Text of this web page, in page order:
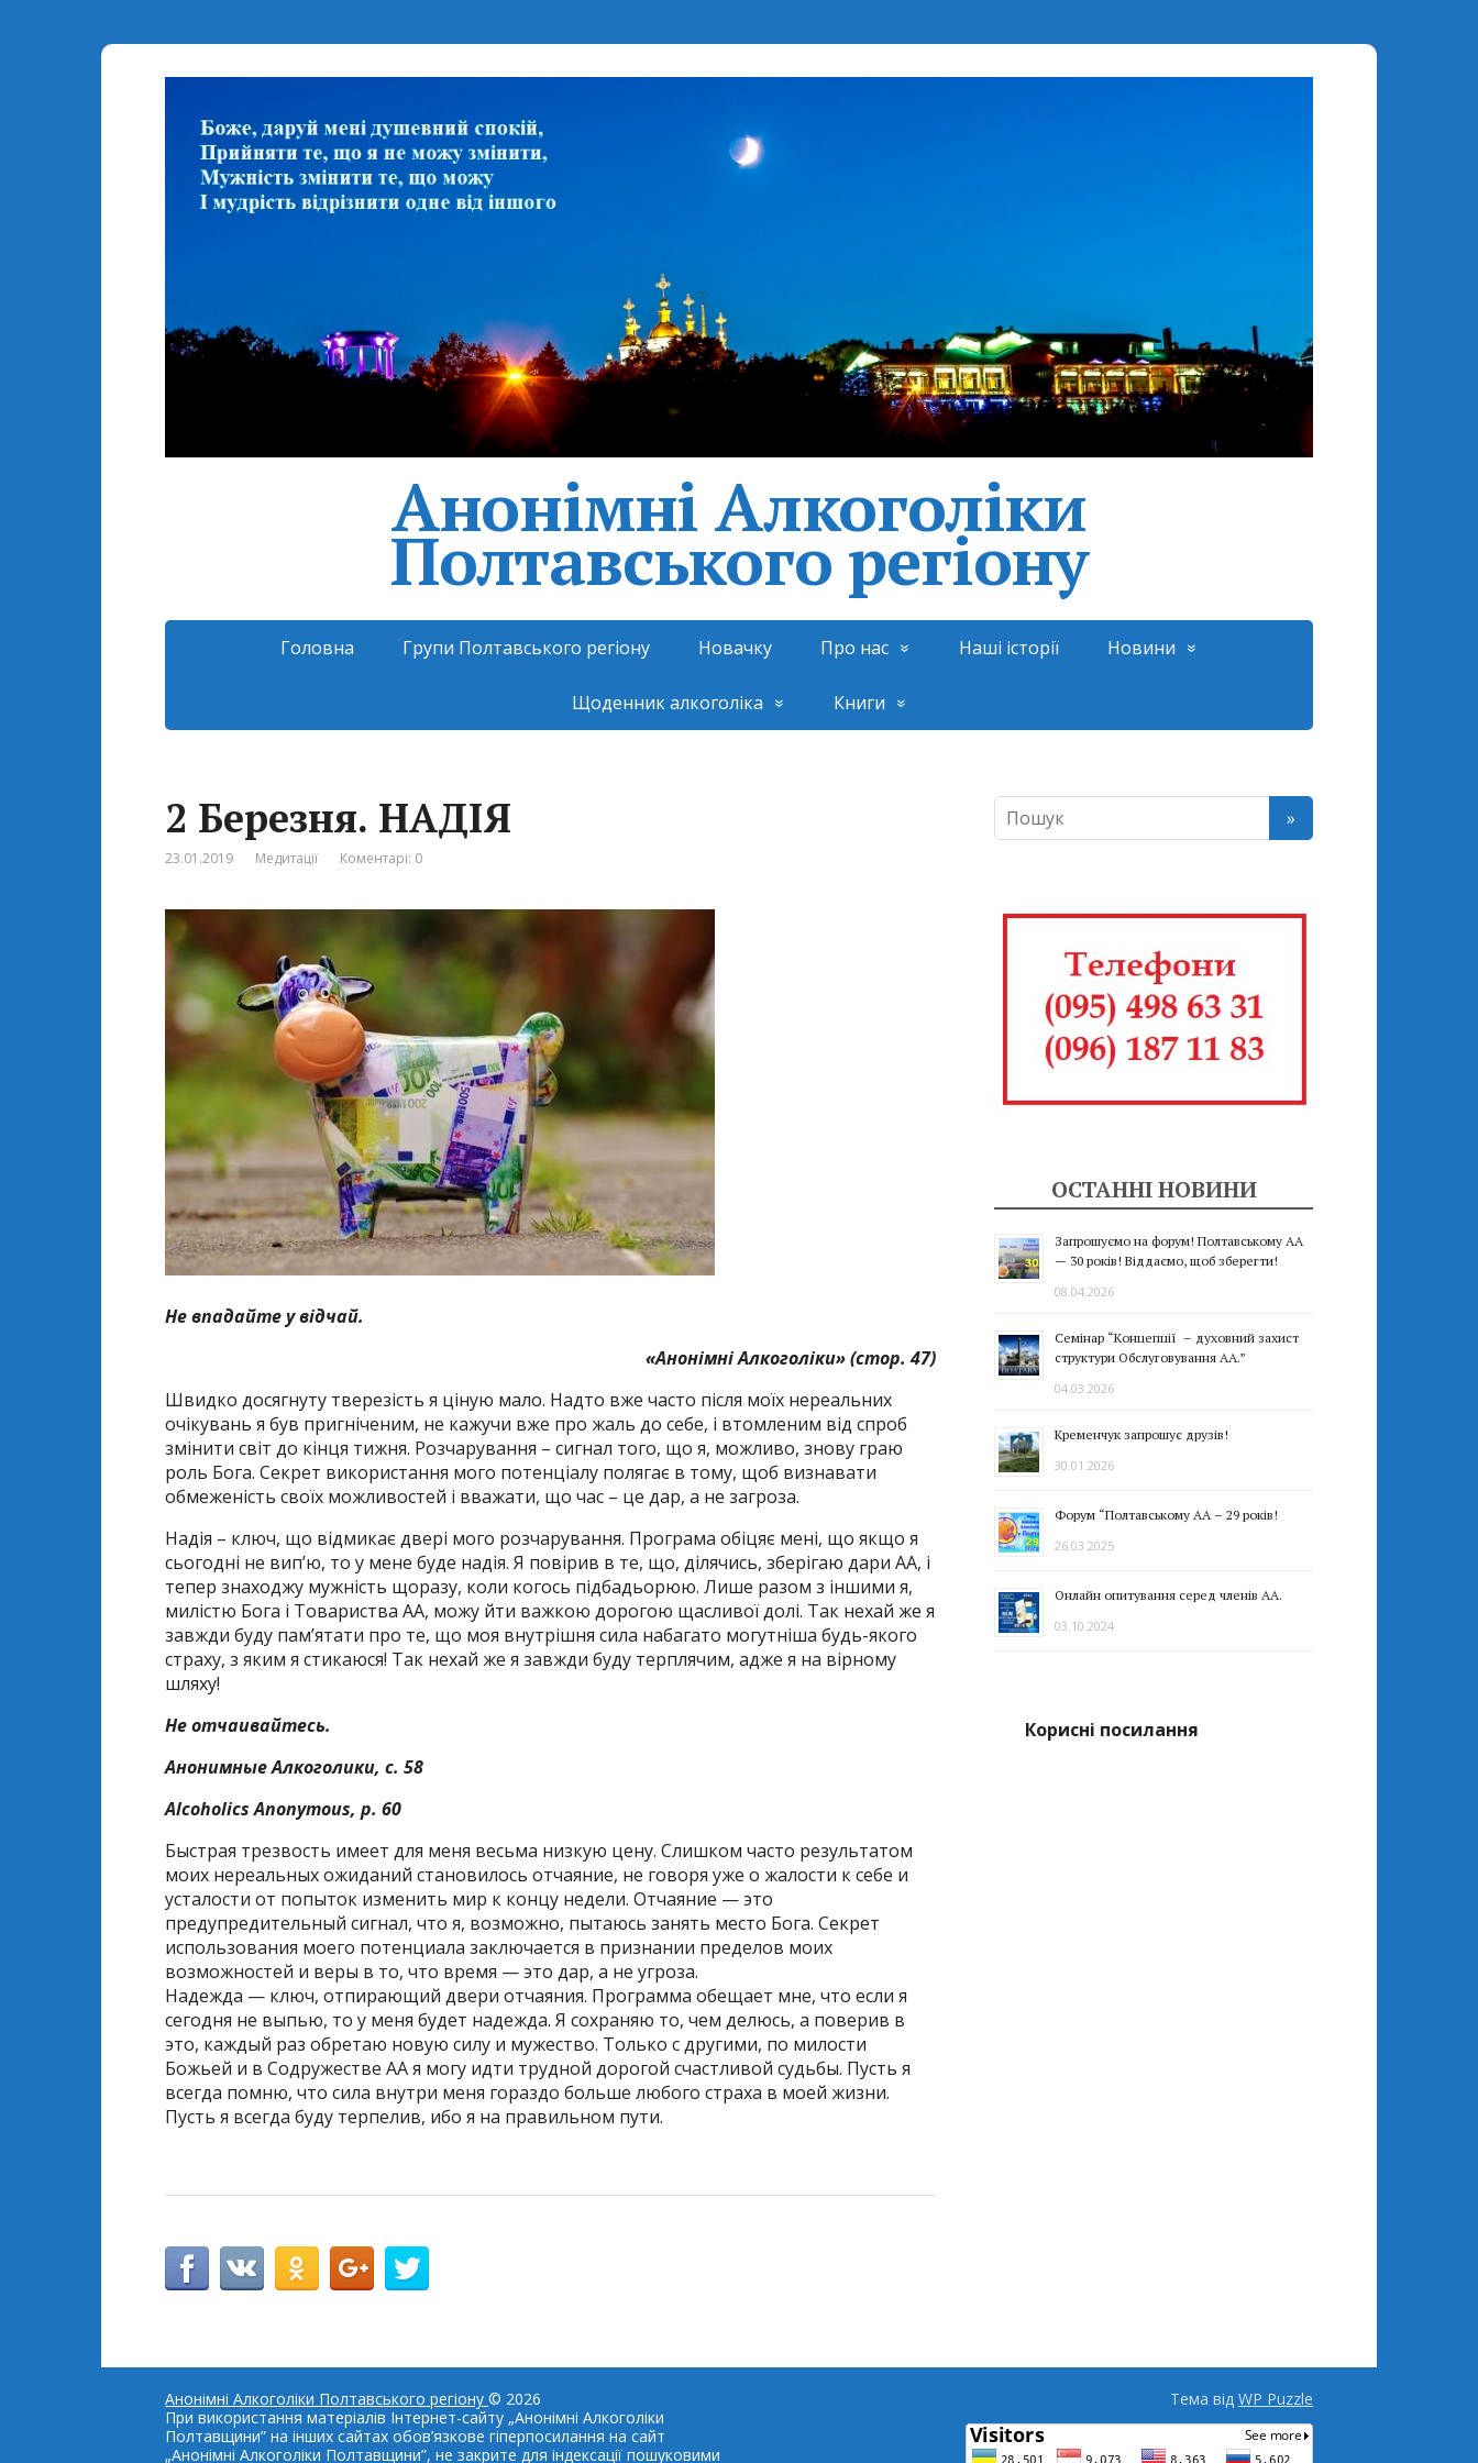
Анонімні Алкоголіки
Полтавського регіону
Головна Групи Полтавського регіону Новачку Про нас Наші історії Новини
Щоденник алкоголіка Книги
2 Березня. НАДІЯ
23.01.2019 Медитації Коментарі: 0
Не впадайте у відчай.
«Анонімні Алкоголіки»(стор. 47)
Швидко досягнуту тверезість я ціную мало. Надто вже часто після моїх нереальних
очікувань я був пригніченим, не кажучи вже про жаль до себе, і втомленим від спроб
змінити світ до кінця тижня. Розчарування – сигнал того, що я, можливо, знову граю
роль Бога. Секрет використання мого потенціалу полягає в тому, щоб визнавати
обмеженість своїх можливостей і вважати, що час – це дар, а не загроза.
Надія – ключ, що відмикає двері мого розчарування. Програма обіцяє мені, що якщо я
сьогодні не вип’ю, то у мене буде надія. Я повірив в те, що, ділячись, зберігаю дари АА, і
тепер знаходжу мужність щоразу, коли когось підбадьорюю. Лише разом з іншими я,
милістю Бога і Товариства АА, можу йти важкою дорогою щасливої долі. Так нехай же я
завжди буду пам’ятати про те, що моя внутрішня сила набагато могутніша будь-якого
страху, з яким я стикаюся! Так нехай же я завжди буду терплячим, адже я на вірному
шляху!
Не отчаивайтесь.
Анонимные Алкоголики, с. 58
Alcoholics Anonymous, p. 60
Быстрая трезвость имеет для меня весьма низкую цену. Слишком часто результатом
моих нереальных ожиданий становилось отчаяние, не говоря уже о жалости к себе и
усталости от попыток изменить мир к концу недели. Отчаяние — это
предупредительный сигнал, что я, возможно, пытаюсь занять место Бога. Секрет
использования моего потенциала заключается в признании пределов моих
возможностей и веры в то, что время — это дар, а не угроза.
Надежда — ключ, отпирающий двери отчаяния. Программа обещает мне, что если я
сегодня не выпью, то у меня будет надежда. Я сохраняю то, чем делюсь, а поверив в
это, каждый раз обретаю новую силу и мужество. Только с другими, по милости
Божьей и в Содружестве АА я могу идти трудной дорогой счастливой судьбы. Пусть я
всегда помню, что сила внутри меня гораздо больше любого страха в моей жизни.
Пусть я всегда буду терпелив, ибо я на правильном пути.
ОСТАННІ НОВИНИ
Запрошуємо на форум! Полтавському АА
— 30 років! Віддаємо, щоб зберегти!
08.04.2026
Семінар “Концепції – духовний захист
структури Обслуговування АА.”
04.03.2026
Кременчук запрошує друзів!
30.01.2026
Форум “Полтавському АА – 29 років!
26.03.2025
Онлайн опитування серед членів АА.
03.10.2024
Корисні посилання
Анонімні Алкоголіки Полтавського регіону © 2026
При використання матеріалів Інтернет-сайту „Анонімні Алкоголіки
Полтавщини” на інших сайтах обов’язкове гіперпосилання на сайт
„Анонімні Алкоголіки Полтавщини”, не закрите для індексації пошуковими
Тема від WP Puzzle